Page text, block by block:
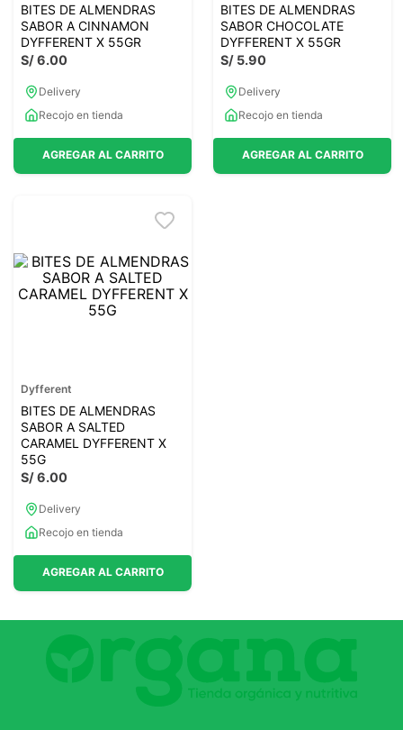
BITES DE ALMENDRAS
SABOR A CINNAMON
DYFFERENT X 55GR
S/6.00
Delivery
Recojo en tienda
AGREGAR AL CARRITO
BITES DE ALMENDRAS
SABOR CHOCOLATE
DYFFERENT X 55GR
S/ 5.90
Delivery
Recojo en tienda
AGREGAR AL CARRITO
Dyfferent
BITES DE ALMENDRAS
SABOR A SALTED
CARAMEL DYFFERENT X
55G
S/6.00
Delivery
Recojo en tienda
AGREGAR AL CARRITO